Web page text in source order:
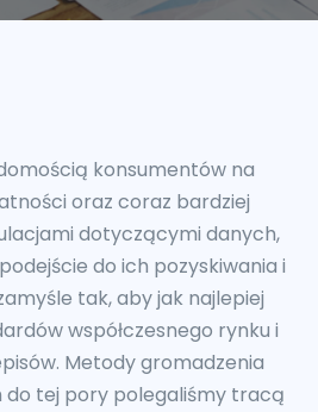
konsumentów na
oraz coraz bardziej
dotyczącymi danych,
do ich pozyskiwania i
tak, aby jak najlepiej
współczesnego rynku i
Metody gromadzenia
tej pory polegaliśmy tracą